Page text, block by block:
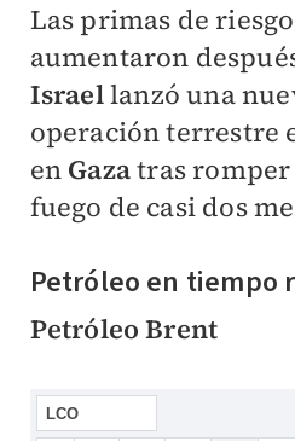
Las primas de
aumentaron
Israellanzó una
operación terrestre
en Gazatras
fuego de casi dos
Petróleo en tiempo
Petróleo Brent